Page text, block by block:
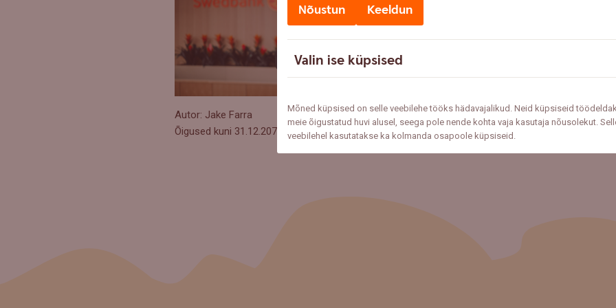
Nõustun Keeldun
Valin ise küpsised
Mõned küpsised on selle veebilehe tööks hädavajalikud. Neid küpsiseid
meie õigustatud huvi alusel, seega pole nende kohta vaja kasutaja nõusolekut.
veebilehel kasutatakse ka kolmanda osapoole küpsiseid.
Autor: Jake Farra
Õigused kuni 31.12.2075